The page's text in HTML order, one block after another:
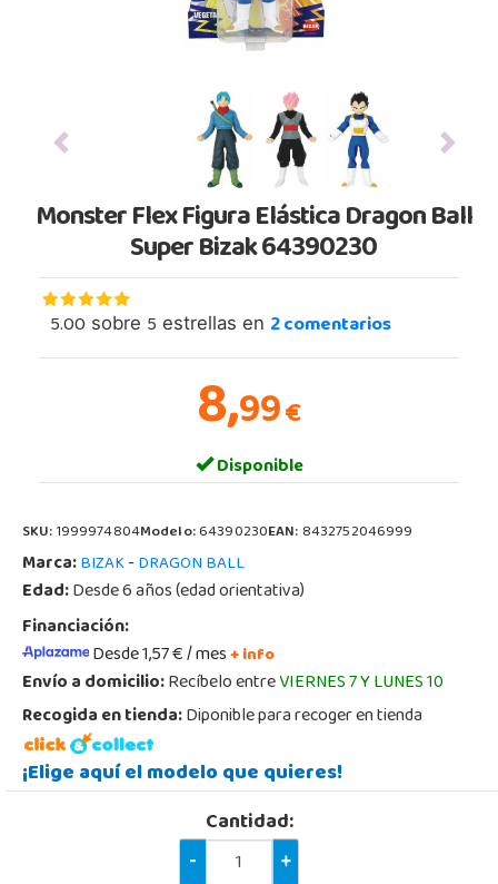
Previous Next
Monster Flex Figura Elástica Dragon Ball
Super Bizak 64390230
5.00 sobre 5 estrellas en 2comentarios
8,99€
Disponible
SKU:1999974804Modelo:64390230EAN:8432752046999
Marca:BIZAK-DRAGON BALL
Edad:Desde 6 años (edad orientativa)
Financiación:
Desde 1,57 € / mes+ info
Envío a domicilio:Recíbelo entreVIERNES 7 Y LUNES 10
Recogida en tienda:Diponible para recoger en tienda
¡Elige aquí el modelo que quieres!
Cantidad:
-
+